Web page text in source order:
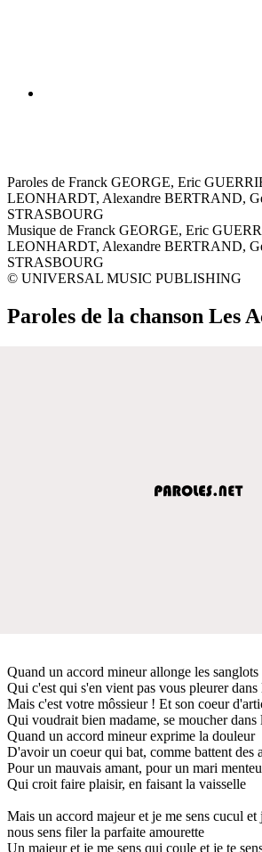
Paroles de Franck GEORGE, Eric
LEONHARDT, Alexandre BERTRAND,
STRASBOURG
Musique de Franck GEORGE, Eric
LEONHARDT, Alexandre BERTRAND,
STRASBOURG
© UNIVERSAL MUSIC PUBLISHING
Paroles de la chanson Les
Quand un accord mineur allonge les sanglots
Qui c'est qui s'en vient pas vous pleurer dans
Mais c'est votre môssieur ! Et son coeur
Qui voudrait bien madame, se moucher dans
Quand un accord mineur exprime la douleur
D'avoir un coeur qui bat, comme battent des
Pour un mauvais amant, pour un mari
Qui croit faire plaisir, en faisant la vaisselle
Mais un accord majeur et je me sens cucul et
nous sens filer la parfaite amourette
Un majeur et je me sens qui coule et je te